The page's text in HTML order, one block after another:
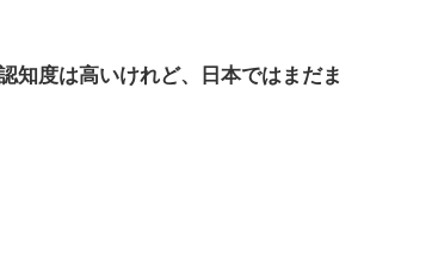
知度は高いけれど、日本ではまだま